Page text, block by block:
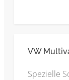
VW
Spezielle